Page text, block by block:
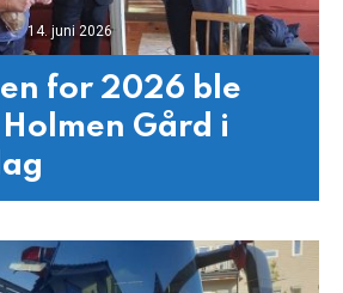
14. juni 2026
for 2026 ble
Gård i